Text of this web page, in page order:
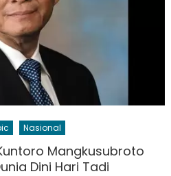
Nasional
Mangkusubroto
Dini Hari Tadi